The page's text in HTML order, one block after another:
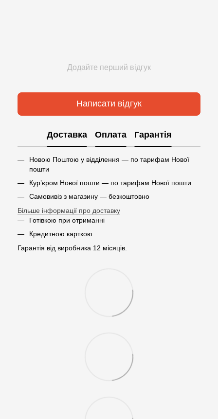
Додайте перший відгук
Написати відгук
Доставка Оплата Гарантія
Новою Поштою у відділення — по тарифам Нової
пошти
Кур’єром Нової пошти — по тарифам Нової пошти
Самовивіз з магазину — безкоштовно
Більше інформації про доставку
Готівкою при отриманні
Кредитною карткою
Гарантія від виробника 12 місяців.